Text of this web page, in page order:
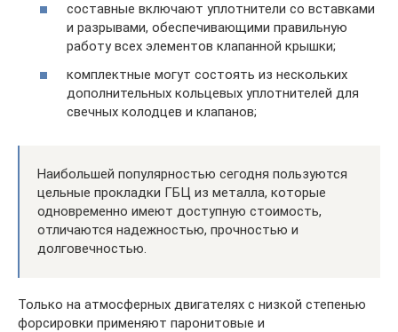
составные включают уплотнители со вставками
и разрывами, обеспечивающими правильную
работу всех элементов клапанной крышки;
комплектные могут состоять из нескольких
дополнительных кольцевых уплотнителей для
свечных колодцев и клапанов;
Наибольшей популярностью сегодня пользуются
цельные прокладки ГБЦ из металла, которые
одновременно имеют доступную стоимость,
отличаются надежностью, прочностью и
долговечностью.
Только на атмосферных двигателях с низкой степенью
форсировки применяют паронитовые и